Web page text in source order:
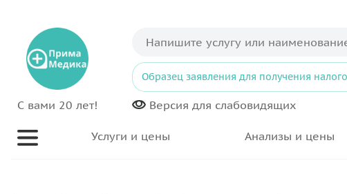
С вами 20 лет!
Образец заявления для получения
Версия для слабовидящих
Услуги и цены Анализы и цены